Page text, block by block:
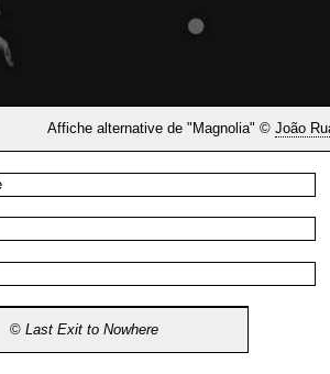
Affiche alternative de "Magnolia" © João
© Last Exit to Nowhere